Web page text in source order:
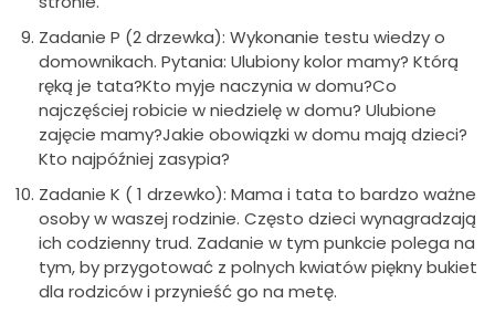
Zadanie P (2 drzewka): Wykonanie testu wiedzy o
domownikach. Pytania: Ulubiony kolor mamy? Którą
ręką je tata?Kto myje naczynia w domu?Co
najczęściej robicie w niedzielę w domu? Ulubione
zajęcie mamy?Jakie obowiązki w domu mają dzieci?
Kto najpóźniej zasypia?
Zadanie K ( 1 drzewko): Mama i tata to bardzo ważne
osoby w waszej rodzinie. Często dzieci wynagradzają
ich codzienny trud. Zadanie w tym punkcie polega na
tym, by przygotować z polnych kwiatów piękny bukiet
dla rodziców i przynieść go na metę.